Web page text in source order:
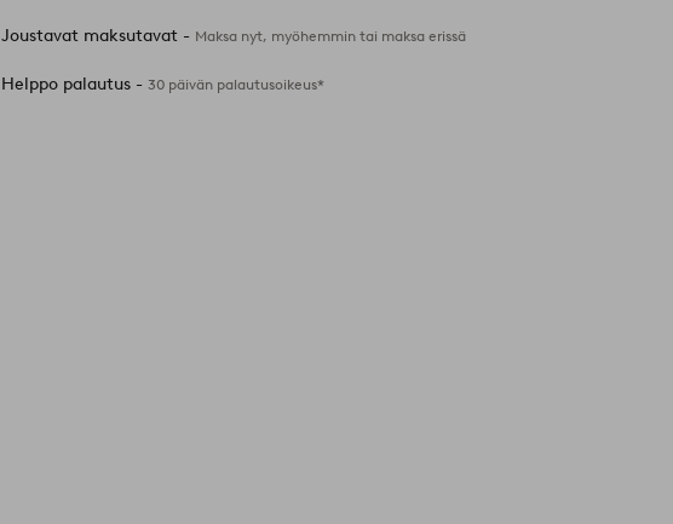
Joustavat maksutavat - Maksa nyt, myöhemmin tai maksa erissä
Helppo palautus -30 päivän palautusoikeus*